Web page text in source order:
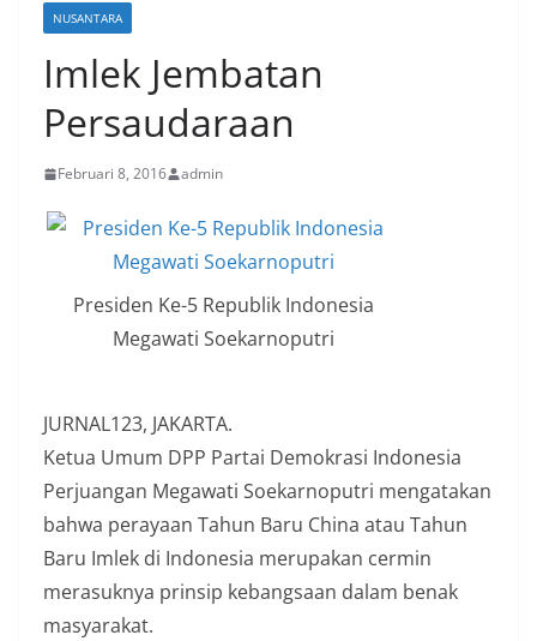
NUSANTARA
Imlek Jembatan
Persaudaraan
Februari 8, 2016 admin
Presiden Ke-5 Republik Indonesia
Megawati Soekarnoputri
JURNAL123, JAKARTA.
Ketua Umum DPP Partai Demokrasi Indonesia
Perjuangan Megawati Soekarnoputri mengatakan
bahwa perayaan Tahun Baru China atau Tahun
Baru Imlek di Indonesia merupakan cermin
merasuknya prinsip kebangsaan dalam benak
masyarakat.